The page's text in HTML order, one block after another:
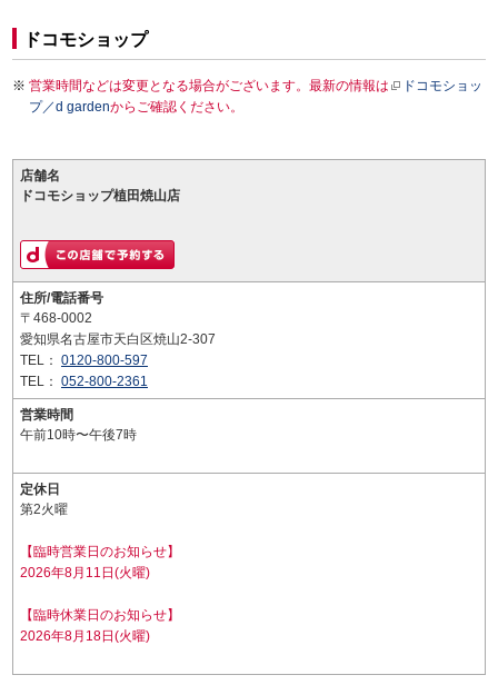
ドコモショップ
営業時間などは変更となる場合がございます。最新の情報は
ドコモショッ
プ／d gardenからご確認ください。
店舗名
ドコモショップ植田焼山店
住所/電話番号
〒468-0002
愛知県名古屋市天白区焼山2-307
TEL： 0120-800-597
TEL： 052-800-2361
営業時間
午前10時〜午後7時
定休日
第2火曜
【臨時営業日のお知らせ】
2026年8月11日(火曜)
【臨時休業日のお知らせ】
2026年8月18日(火曜)